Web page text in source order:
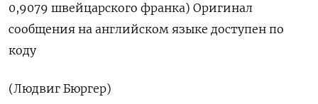
0,9079 швейцарского франка) Оригинал
сообщения на английском языке доступен по
коду
(Людвиг Бюргер)